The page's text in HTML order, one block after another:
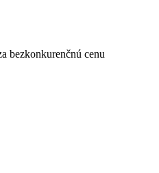
bezkonkurenčnú cenu